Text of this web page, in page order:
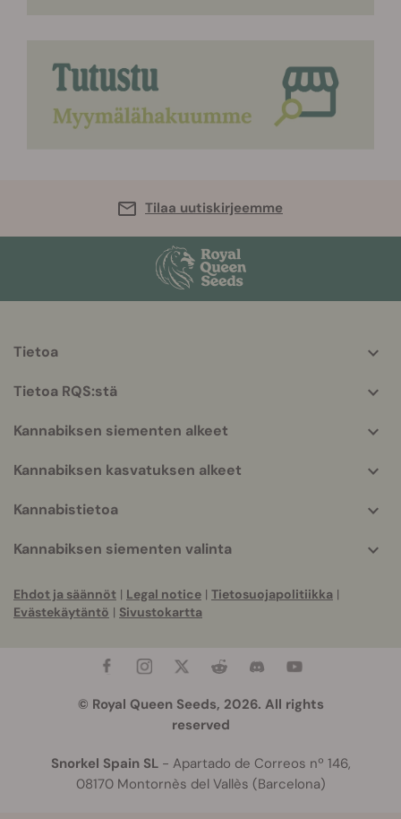
Tilaa uutiskirjeemme
info
Tietoa
Tietoa RQS:stä
Kannabiksen siementen alkeet
Kannabiksen kasvatuksen alkeet
Kannabistietoa
Kannabiksen siementen valinta
Ehdot ja säännöt | Legal notice | Tietosuojapolitiikka |
Evästekäytäntö | Sivustokartta
© Royal Queen Seeds, 2026. All rights
reserved
Snorkel Spain SL- Apartado de Correos nº 146,
08170 Montornès del Vallès (Barcelona)